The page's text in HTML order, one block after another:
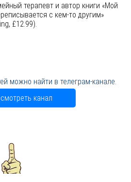
терапевт и автор книги «Мой
с кем-то другим»
£12.99).
можно найти в телеграм-канале.
канал